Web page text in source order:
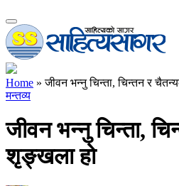
Home »जीवन भन्नु चिन्ता, चिन्तन र
मन्तव्य
जीवन भन्नु चिन्ता,
शृङ्खला हो